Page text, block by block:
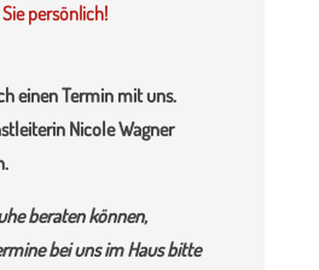
persönlich!
einen Termin mit uns.
Nicole Wagner
beraten können,
bei uns im Haus bitte